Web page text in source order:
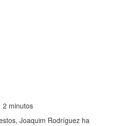
2 minutos
Joaquim Rodríguez ha